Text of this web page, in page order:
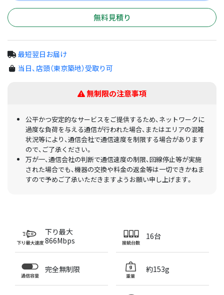
無料見積り
最短翌日お届け
当日、店頭（東京築地）受取り可
無制限の注意事項
公平かつ安定的なサービスをご提供するため、ネットワークに
過度な負荷を与える通信が行われた場合、またはエリアの混雑
状況等により、通信会社で通信速度を制限する場合があります
ので、ご了承ください。
万が一、通信会社の判断で通信速度の制限、回線停止等が実施
された場合でも、機器の交換や料金の返金等は一切できかねま
すので予めご了承いただきますようお願い申し上げます。
下り最大
866Mbps
16台
完全無制限 約153g